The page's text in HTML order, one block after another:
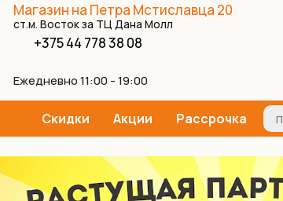
Магазин на Петра Мстиславца 20
ст.м. Восток за ТЦ Дана Молл
+375 44 778 38 08
Ежедневно 11:00 - 19:00
Скидки Акции Рассрочка